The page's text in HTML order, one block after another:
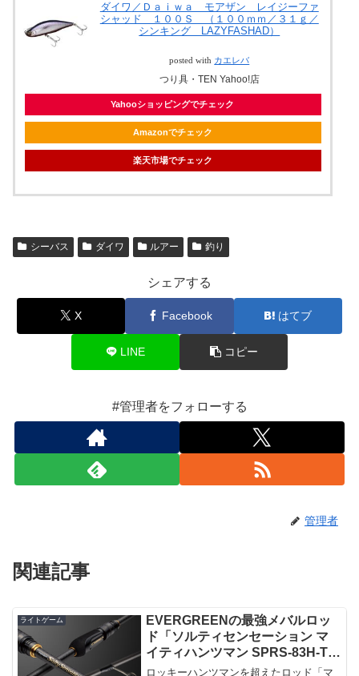
ダイワ／Ｄａｉｗａ モアザン レイジーファ
シャッド １００Ｓ （１００ｍｍ／３１ｇ／
シンキング LAZYFASHAD）
posted with カエレバ
つり具・TEN Yahoo!店
Yahooショッピングでチェック
Amazonでチェック
楽天市場でチェック
シーバス ダイワ ルアー 釣り
シェアする
X Facebook はてブ
LINE コピー
#管理者をフォローする
管理者
関連記事
ライトゲーム
EVERGREENの最強メバルロッ
ド「ソルティセンセーション マ
イティハンツマン SPRS-83H-T」
が登場
ロッキーハンツマンを超えたロッド「マ